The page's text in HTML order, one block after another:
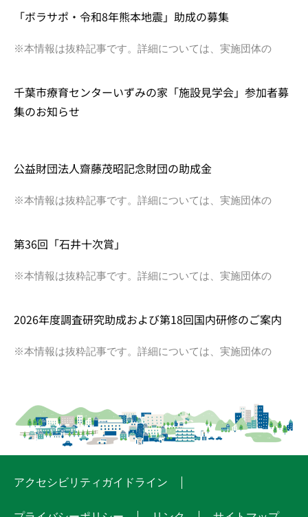
「ボラサポ・令和8年熊本地震」助成の募集
※本情報は抜粋記事です。詳細については、実施団体の
千葉市療育センターいずみの家「施設見学会」参加者募
集のお知らせ
公益財団法人齋藤茂昭記念財団の助成金
※本情報は抜粋記事です。詳細については、実施団体の
第36回「石井十次賞」
※本情報は抜粋記事です。詳細については、実施団体の
2026年度調査研究助成および第18回国内研修のご案内
※本情報は抜粋記事です。詳細については、実施団体の
アクセシビリティガイドライン